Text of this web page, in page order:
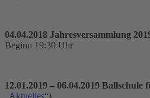
04.04.2018 Jahresversammlung
Beginn 19:30 Uhr
12.01.2019 – 06.04.2019 Ballschule
„Aktuelles“)